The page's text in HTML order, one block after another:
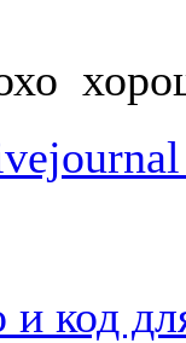
код